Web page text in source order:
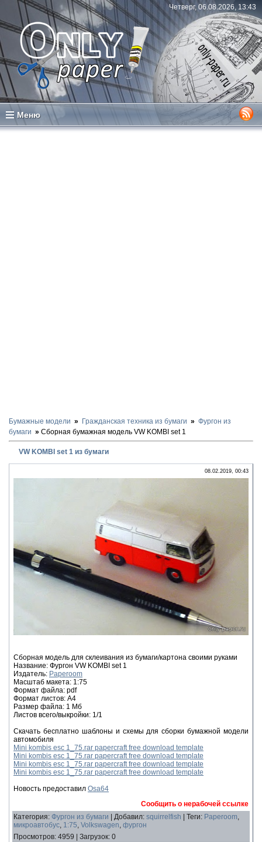
Четверг, 06.08.2026, 13:43
Меню
Бумажные модели Гражданская техника из бумаги
Фургон из
бумаги
Сборная бумажная модель VW KOMBI set 1
VW KOMBI set 1 из бумаги
08.02.2019, 00:43
Сборная модель для склеивания из бумаги/картона своими руками
Название: Фургон VW KOMBI set 1
Издатель: Paperoom
Масштаб макета: 1:75
Формат файла: pdf
Формат листов: A4
Размер файла: 1 Мб
Листов всего/выкройки: 1/1
Скачать бесплатно шаблоны и схемы для сборки бумажной модели
автомобиля
Mini kombis esc 1_75.rar papercraft free download template
Mini kombis esc 1_75.rar papercraft free download template
Mini kombis esc 1_75.rar papercraft free download template
Mini kombis esc 1_75.rar papercraft free download template
Новость предоставил Osa64
Сообщить о нерабочей ссылке
Категория: Фургон из бумаги Добавил: squirrelfish Теги: Paperoom,
микроавтобус, 1:75, Volkswagen, фургон
Просмотров: 4959 Загрузок: 0